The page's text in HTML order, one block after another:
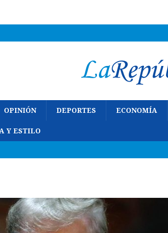
OPINIÓN DEPORTES ECONOMÍA
Y ESTILO